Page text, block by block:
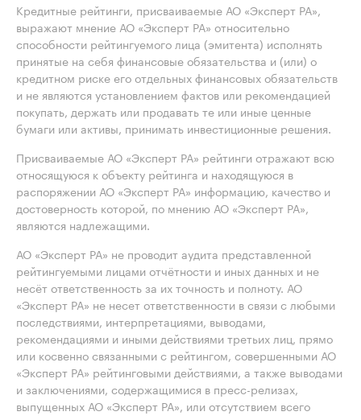
Кредитные рейтинги, присваиваемые АО «Эксперт РА»,
выражают мнение АО «Эксперт РА» относительно
способности рейтингуемого лица (эмитента) исполнять
принятые на себя финансовые обязательства и (или) о
кредитном риске его отдельных финансовых обязательств
и не являются установлением фактов или рекомендацией
покупать, держать или продавать те или иные ценные
бумаги или активы, принимать инвестиционные решения.
Присваиваемые АО «Эксперт РА» рейтинги отражают всю
относящуюся к объекту рейтинга и находящуюся в
распоряжении АО «Эксперт РА» информацию, качество и
достоверность которой, по мнению АО «Эксперт РА»,
являются надлежащими.
АО «Эксперт РА» не проводит аудита представленной
рейтингуемыми лицами отчётности и иных данных и не
несёт ответственность за их точность и полноту. АО
«Эксперт РА» не несет ответственности в связи с любыми
последствиями, интерпретациями, выводами,
рекомендациями и иными действиями третьих лиц, прямо
или косвенно связанными с рейтингом, совершенными АО
«Эксперт РА» рейтинговыми действиями, а также выводами
и заключениями, содержащимися в пресс-релизах,
выпущенных АО «Эксперт РА», или отсутствием всего